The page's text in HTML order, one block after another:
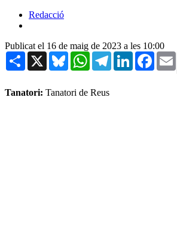
Redacció
Publicat el 16 de maig de 2023 a les 10:00
Share X BlueskyWhatsAppTelegramLinkedIn
Tanatori: Tanatori de Reus